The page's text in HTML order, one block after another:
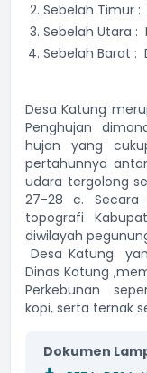
Sebelah Timur :
Sebelah Utara :
Sebelah Barat :
Desa Katung
Penghujan
hujan yang
pertahunnya
udara tergolong
27-28 c. Secara
topografi
diwilayah
Desa Katung
Dinas Katung
Perkebunan
kopi, serta ternak
Dokumen